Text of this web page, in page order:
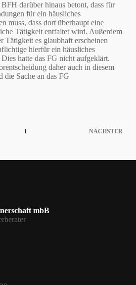
darüber hinaus betont, dass für
für ein häusliches
muss, dass dort überhaupt eine
Tätigkeit entfaltet wird. Außerdem
Tätigkeit es glaubhaft erscheinen
hierfür ein häusliches
hatte das FG nicht aufgeklärt.
daher auch in diesem
die Sache an das FG
NÄCHSTER
mbB